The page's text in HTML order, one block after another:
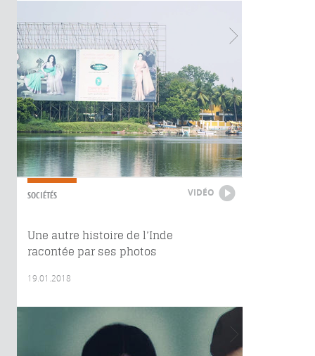
SOCIÉTÉS VIDÉO
Une autre histoire de l’Inde
racontée par ses photos
19.01.2018